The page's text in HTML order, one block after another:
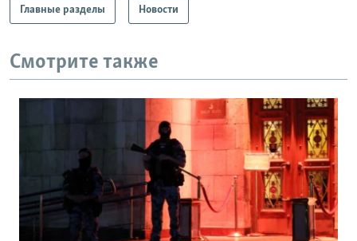
Главные разделы Новости
Смотрите также